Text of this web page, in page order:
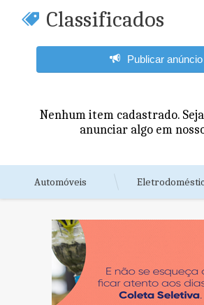
Classificados
Publicar anúncio
Nenhum item cadastrado.
anunciar algo em
Automóveis